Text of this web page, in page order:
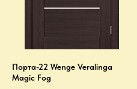
Порта-22 Wenge Veralinga
Magic Fog